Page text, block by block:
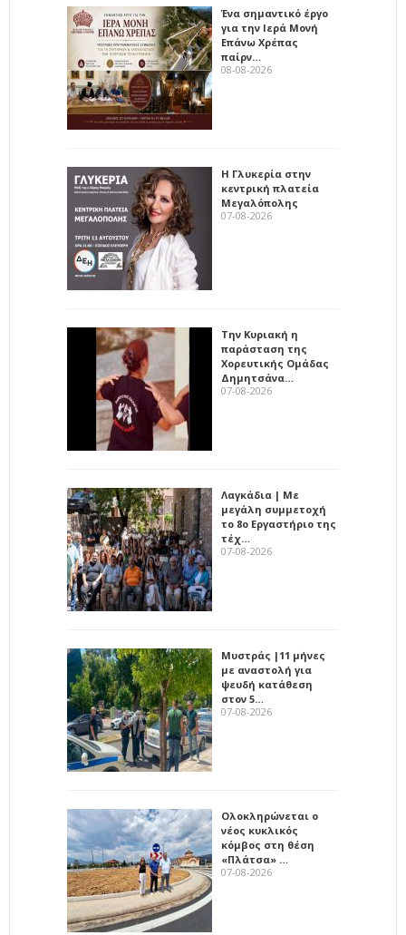
Ένα σημαντικό έργο
για την Ιερά Μονή
Επάνω Χρέπας
παίρν…
08-08-2026
Η Γλυκερία στην
κεντρική πλατεία
Μεγαλόπολης
07-08-2026
Την Κυριακή η
παράσταση της
Χορευτικής Ομάδας
Δημητσάνα…
07-08-2026
Λαγκάδια | Με
μεγάλη συμμετοχή
το 8ο Εργαστήριο της
τέχ…
07-08-2026
Μυστράς |11 μήνες
με αναστολή για
ψευδή κατάθεση
στον 5…
07-08-2026
Ολοκληρώνεται ο
νέος κυκλικός
κόμβος στη θέση
«Πλάτσα» …
07-08-2026